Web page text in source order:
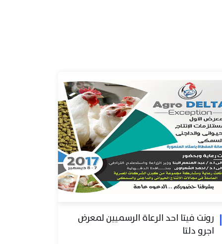
رونت فيتا احد الرعاة الرسميين لمعرض
اجرو دلتا